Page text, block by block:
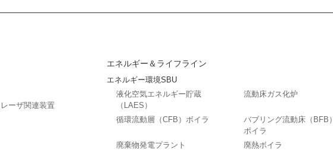
レーザ関連装置
エネルギー＆ライフライン
エネルギー環境SBU
液化空気エネルギー貯蔵
（LAES）
流動床ガス化炉
循環流動層（CFB）ボイラ
バブリング流動床（BFB）
ボイラ
廃棄物発電プラント
廃熱ボイラ